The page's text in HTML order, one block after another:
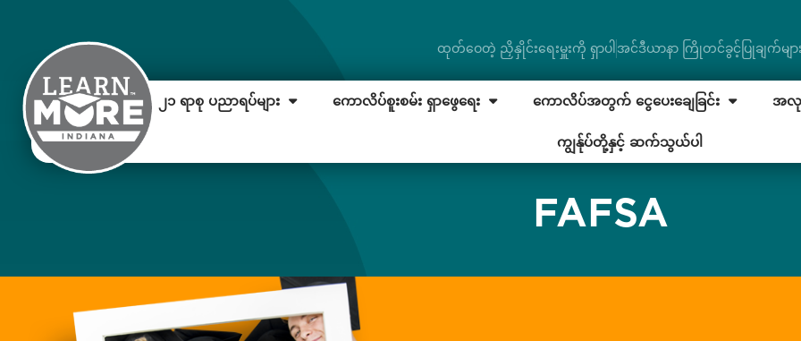
ထုတ်ဝေတဲ့ ညှိနှိုင်းရေးမှူးကို ရှာပါ အင်ဒီယာနာ ကြိုတင်ခွင့်ပြုချက်မျာ
၂၁ ရာစု ပညာရပ်များ ကောလိပ်စူးစမ်း ရှာဖွေရေး ကောလိပ်အတွက် ငွေပေးချေခြင်း အလု
ကျွန်ုပ်တို့နှင့် ဆက်သွယ်ပါ
FAFSA